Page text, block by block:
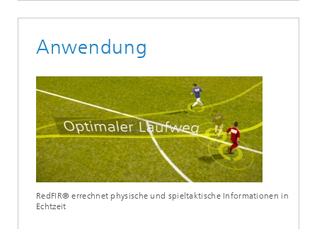
Anwendung
RedFIR® errechnet physische und spieltaktische Informationen in
Echtzeit